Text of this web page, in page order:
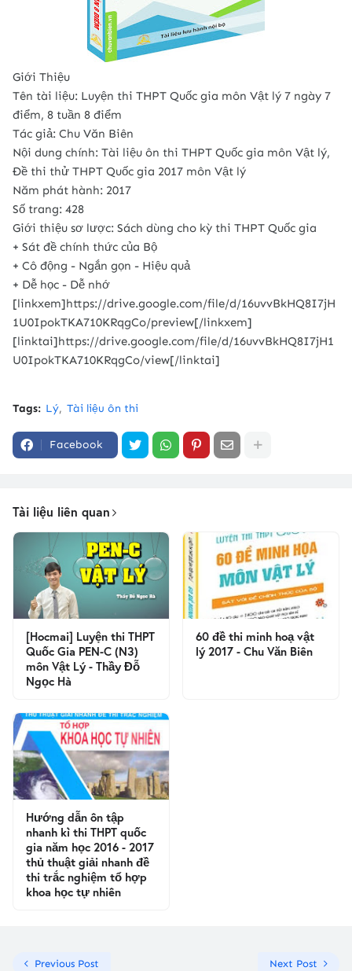
Giới Thiệu
Tên tài liệu: Luyện thi THPT Quốc gia môn Vật lý 7 ngày 7
điểm, 8 tuần 8 điểm
Tác giả: Chu Văn Biên
Nội dung chính: Tài liệu ôn thi THPT Quốc gia môn Vật lý,
Đề thi thử THPT Quốc gia 2017 môn Vật lý
Năm phát hành: 2017
Số trang: 428
Giới thiệu sơ lược: Sách dùng cho kỳ thi THPT Quốc gia
+ Sát đề chính thức của Bộ
+ Cô động - Ngắn gọn - Hiệu quả
+ Dễ học - Dễ nhớ
[linkxem]https://drive.google.com/file/d/16uvvBkHQ8I7jH
1U0IpokTKA710KRqgCo/preview[/linkxem]
[linktai]https://drive.google.com/file/d/16uvvBkHQ8I7jH1
U0IpokTKA710KRqgCo/view[/linktai]
Tags: Lý Tài liệu ôn thi
Facebook
Tài liệu liên quan
[Hocmai] Luyện thi THPT
Quốc Gia PEN-C (N3)
môn Vật Lý - Thầy Đỗ
Ngọc Hà
60 đề thi minh hoạ vật
lý 2017 - Chu Văn Biên
Hướng dẫn ôn tập
nhanh kì thi THPT quốc
gia năm học 2016 - 2017
thủ thuật giải nhanh đề
thi trắc nghiệm tổ hợp
khoa học tự nhiên
Previous Post Next Post